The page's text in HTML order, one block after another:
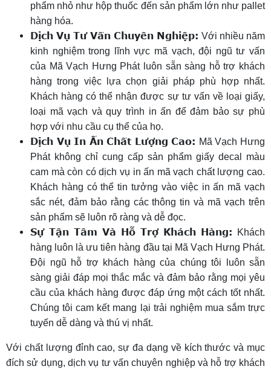
phẩm nhỏ như hộp thuốc đến sản phẩm lớn như pallet
hàng hóa.
Dịch Vụ Tư Vấn Chuyên Nghiệp: Với nhiều năm
kinh nghiệm trong lĩnh vực mã vạch, đội ngũ tư vấn
của Mã Vạch Hưng Phát luôn sẵn sàng hỗ trợ khách
hàng trong việc lựa chọn giải pháp phù hợp nhất.
Khách hàng có thể nhận được sự tư vấn về loại giấy,
loại mã vạch và quy trình in ấn để đảm bảo sự phù
hợp với nhu cầu cụ thể của họ.
Dịch Vụ In Ấn Chất Lượng Cao: Mã Vạch Hưng
Phát không chỉ cung cấp sản phẩm giấy decal màu
cam mà còn có dịch vụ in ấn mã vạch chất lượng cao.
Khách hàng có thể tin tưởng vào việc in ấn mã vạch
sắc nét, đảm bảo rằng các thông tin và mã vạch trên
sản phẩm sẽ luôn rõ ràng và dễ đọc.
Sự Tận Tâm Và Hỗ Trợ Khách Hàng:
Khách
hàng luôn là ưu tiên hàng đầu tại Mã Vạch Hưng Phát.
Đội ngũ hỗ trợ khách hàng của chúng tôi luôn sẵn
sàng giải đáp mọi thắc mắc và đảm bảo rằng mọi yêu
cầu của khách hàng được đáp ứng một cách tốt nhất.
Chúng tôi cam kết mang lại trải nghiệm mua sắm trực
tuyến dễ dàng và thú vị nhất.
Với chất lượng đỉnh cao, sự đa dạng về kích thước và mục
đích sử dụng, dịch vụ tư vấn chuyên nghiệp và hỗ trợ khách